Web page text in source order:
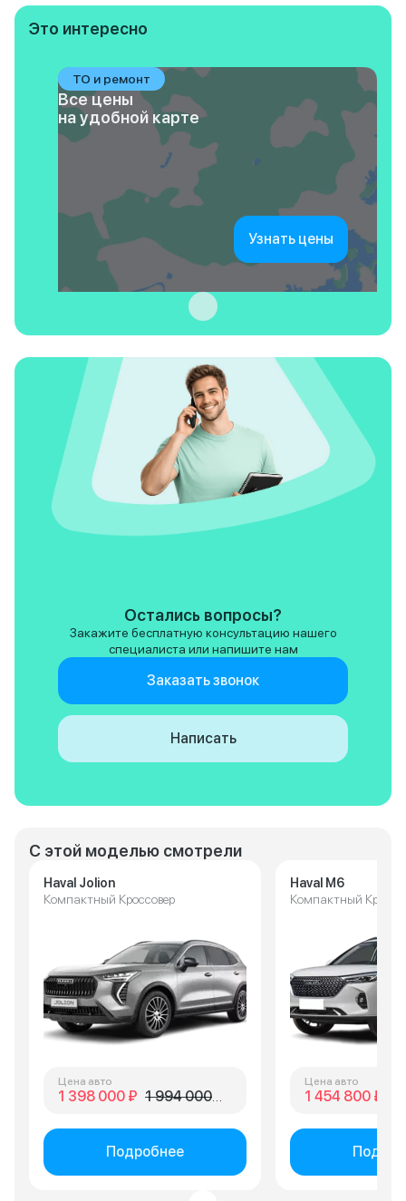
Это интересно
ТО и ремонт
Все цены
на удобной карте
Узнать цены
С этой моделью смотрели
Haval Jolion
Компактный Кроссовер
Цена авто
1 398 000 ₽ 1 994 000 ₽
Подробнее
Haval M6
Компактный
Цена авто
1 454 800 ₽
Остались вопросы?
Закажите бесплатную консультацию нашего
специалиста или напишите нам
Заказать звонок
Написать